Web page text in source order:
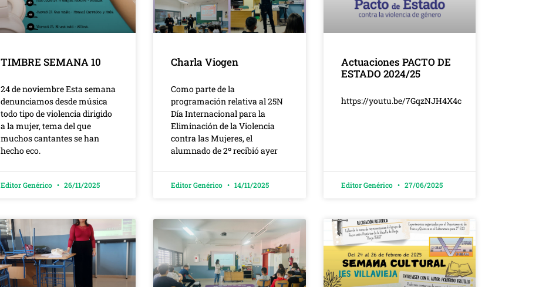
TIMBRE SEMANA 10
24 de noviembre Esta semana
denunciamos desde música
todo tipo de violencia dirigido
a la mujer, tema del que
muchos cantantes se han
hecho eco.
Editor Genérico 26/11/2025
Charla Viogen
Como parte de la
programación relativa al 25N
Día Internacional para la
Eliminación de la Violencia
contra las Mujeres, el
alumnado de 2º recibió ayer
Editor Genérico 14/11/2025
Actuaciones PACTO DE
ESTADO 2024/25
https://youtu.be/7GqzNJH4X4c
Editor Genérico 27/06/2025